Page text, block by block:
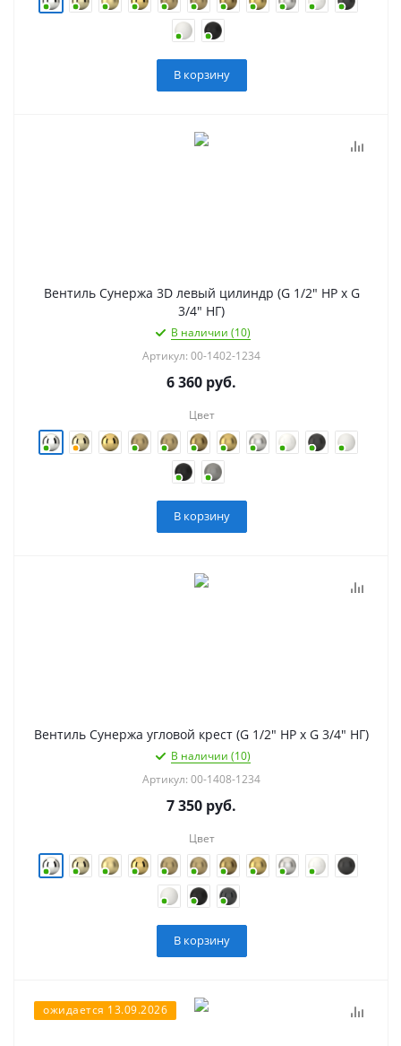
В корзину
Вентиль Сунержа 3D левый цилиндр (G 1/2" НР х G
3/4" НГ)
В наличии (10)
Артикул: 00-1402-1234
6 360 руб.
Цвет
В корзину
Вентиль Сунержа угловой крест (G 1/2" НР х G 3/4" НГ)
В наличии (10)
Артикул: 00-1408-1234
7 350 руб.
Цвет
В корзину
ожидается 13.09.2026